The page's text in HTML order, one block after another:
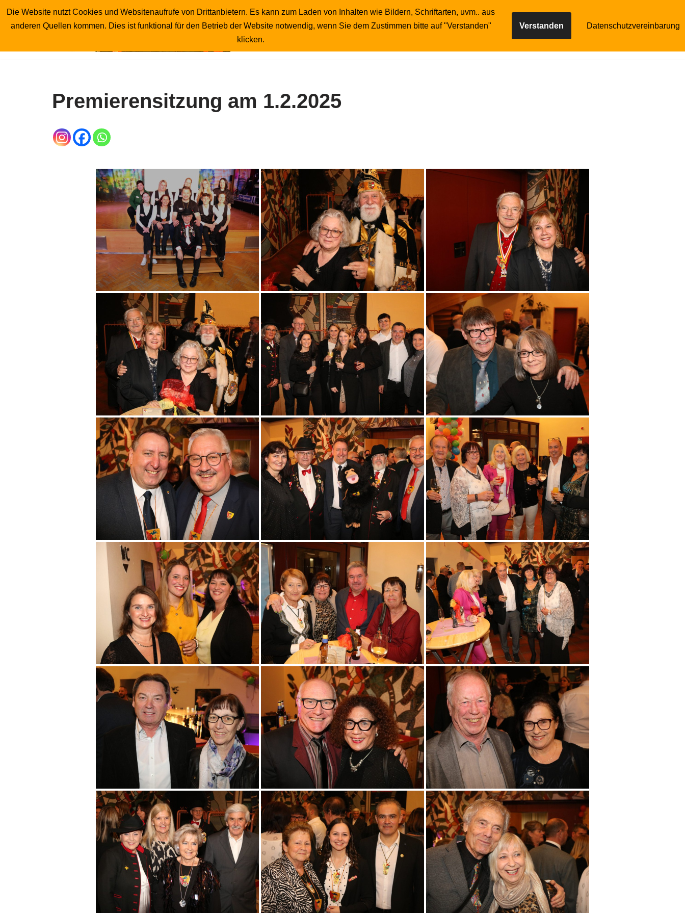
Zum
Startseite Publikumsfotos Unser Wirt Gilde
Reservierung
Premierensitzung am 1.2.2025
Die Website nutzt Cookies und Websitenaufrufe von Drittanbietern. Es kann zum Laden von Inhalten wie Bildern, Schriftarten, uvm.. aus
anderen Quellen kommen. Dies ist funktional für den Betrieb der Website notwendig, wenn Sie dem Zustimmen bitte auf "Verstanden"
klicken.
Verstanden Datenschutzvereinbarung